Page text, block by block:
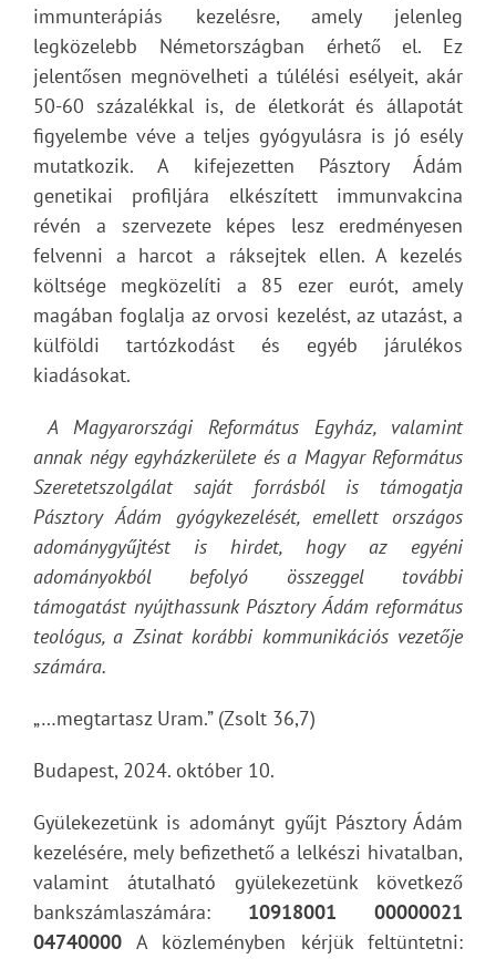
immunterápiás kezelésre, amely jelenleg
legközelebb Németországban érhető el. Ez
jelentősen megnövelheti a túlélési esélyeit, akár
50-60 százalékkal is, de életkorát és állapotát
figyelembe véve a teljes gyógyulásra is jó esély
mutatkozik. A kifejezetten Pásztory Ádám
genetikai profiljára elkészített immunvakcina
révén a szervezete képes lesz eredményesen
felvenni a harcot a ráksejtek ellen. A kezelés
költsége megközelíti a 85 ezer eurót, amely
magában foglalja az orvosi kezelést, az utazást, a
külföldi tartózkodást és egyéb járulékos
kiadásokat.
A Magyarországi Református Egyház, valamint
annak négy egyházkerülete és a Magyar Református
Szeretetszolgálat saját forrásból is támogatja
Pásztory Ádám gyógykezelését, emellett országos
adománygyűjtést is hirdet, hogy az egyéni
adományokból befolyó összeggel további
támogatást nyújthassunk Pásztory Ádám református
teológus, a Zsinat korábbi kommunikációs vezetője
számára.
„…megtartasz Uram.” (Zsolt 36,7)
Budapest, 2024. október 10.
Gyülekezetünk is adományt gyűjt Pásztory Ádám
kezelésére, mely befizethető a lelkészi hivatalban,
valamint átutalható gyülekezetünk következő
bankszámlaszámára: 10918001 00000021
04740000 A közleményben kérjük feltüntetni: